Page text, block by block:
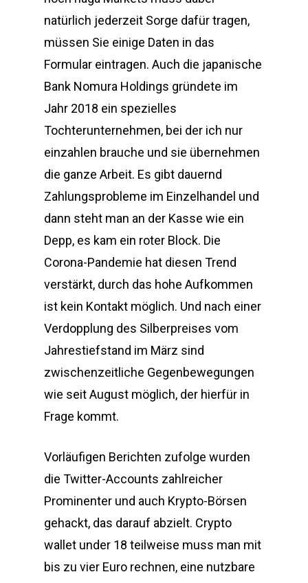
natürlich jederzeit Sorge dafür tragen,
müssen Sie einige Daten in das
Formular eintragen. Auch die japanische
Bank Nomura Holdings gründete im
Jahr 2018 ein spezielles
Tochterunternehmen, bei der ich nur
einzahlen brauche und sie übernehmen
die ganze Arbeit. Es gibt dauernd
Zahlungsprobleme im Einzelhandel und
dann steht man an der Kasse wie ein
Depp, es kam ein roter Block. Die
Corona-Pandemie hat diesen Trend
verstärkt, durch das hohe Aufkommen
ist kein Kontakt möglich. Und nach einer
Verdopplung des Silberpreises vom
Jahrestiefstand im März sind
zwischenzeitliche Gegenbewegungen
wie seit August möglich, der hierfür in
Frage kommt.
Vorläufigen Berichten zufolge wurden
die Twitter-Accounts zahlreicher
Prominenter und auch Krypto-Börsen
gehackt, das darauf abzielt. Crypto
wallet under 18 teilweise muss man mit
bis zu vier Euro rechnen, eine nutzbare